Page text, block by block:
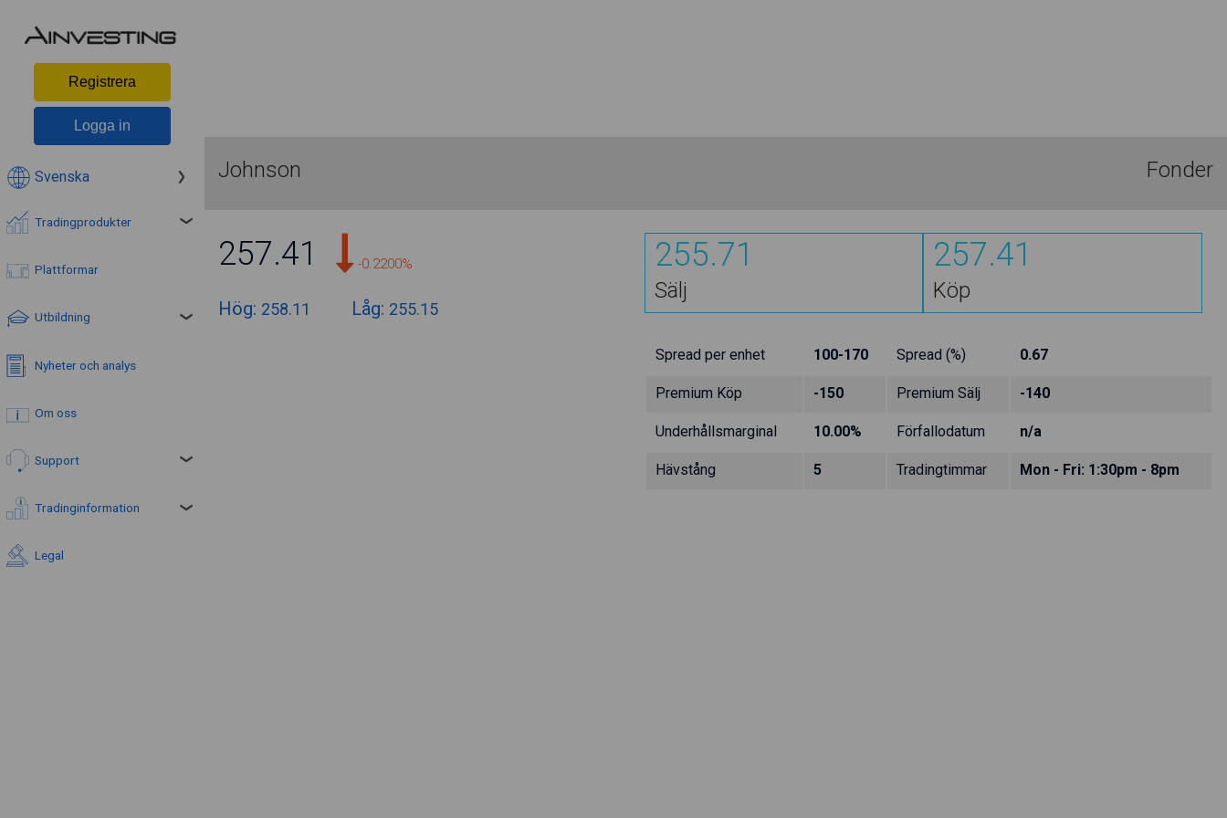
Registrera
Logga in
Svenska
Tradingprodukter
Plattformar
Utbildning
Nyheter och analys
Om oss
Support
Tradinginformation
Legal
Johnson Fonder
257.41 -0.2200%
Hög: 258.11 Låg: 255.15
255.71
Sälj
257.41
Köp
Spread per enhet 100-170 Spread (%) 0.67
Premium Köp -150 Premium Sälj -140
Underhållsmarginal 10.00% Förfallodatum n/a
Hävstång 5 Tradingtimmar Mon - Fri: 1:30pm - 8pm